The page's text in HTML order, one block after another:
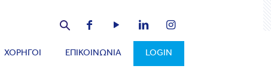
ΧΟΡΗΓΟΙ ΕΠΙΚΟΙΝΩΝΙΑ LOGIN